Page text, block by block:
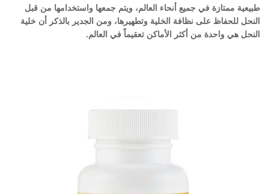
طبيعية ممتازة في جميع أنحاء العالم، ويتم جمعها واستخدامها من قبل
النحل للحفاظ على نظافة الخلية وتطهيرها، ومن الجدير بالذكر أن خلية
النحل هي واحدة من أكثر الأماكن تعقيماً في العالم.